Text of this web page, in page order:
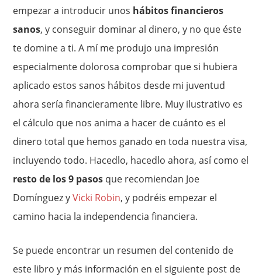
empezar a introducir unos hábitos financieros
sanos, y conseguir dominar al dinero, y no que éste
te domine a ti. A mí me produjo una impresión
especialmente dolorosa comprobar que si hubiera
aplicado estos sanos hábitos desde mi juventud
ahora sería financieramente libre. Muy ilustrativo es
el cálculo que nos anima a hacer de cuánto es el
dinero total que hemos ganado en toda nuestra visa,
incluyendo todo. Hacedlo, hacedlo ahora, así como el
resto de los 9 pasos que recomiendan Joe
Domínguez yVicki Robin, y podréis empezar el
camino hacia la independencia financiera.
Se puede encontrar un resumen del contenido de
este libro y más información en el siguiente post de